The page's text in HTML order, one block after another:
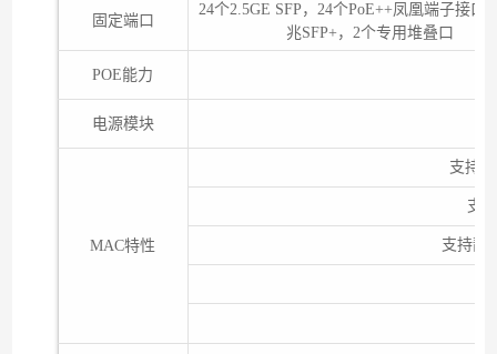
固定端口
24个2.5GE SFP，24个PoE++凤凰端子接口
兆SFP+，2个专用堆叠口
POE能力
电源模块
MAC特性
支持
支
支持静